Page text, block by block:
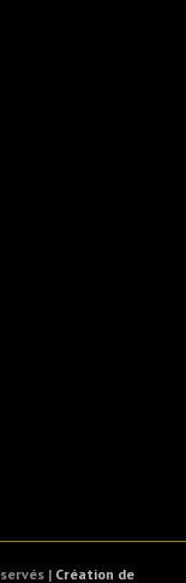
| Création de